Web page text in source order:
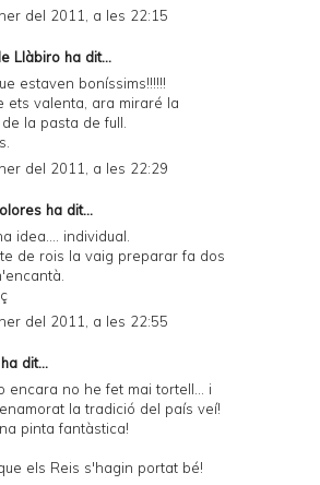
del 2011, a les 22:15
Llàbiro ha dit...
estaven boníssims!!!!!!
ets valenta, ara miraré la
la pasta de full.
del 2011, a les 22:29
ha dit...
idea.... individual.
de rois la vaig preparar fa dos
del 2011, a les 22:55
dit...
encara no he fet mai tortell... i
la tradició del país veí!
pinta fantàstica!
els Reis s'hagin portat bé!